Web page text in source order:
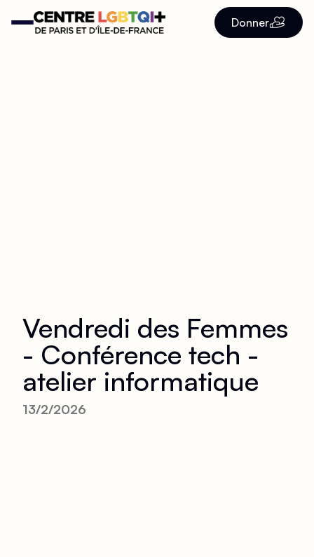
Donner
Vendredi des Femmes
- Conférence tech -
atelier informatique
13/2/2026